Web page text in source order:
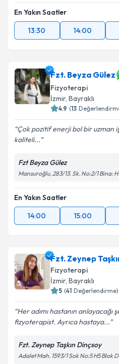
En Yakın Saatler
13:30
14:00
Fzt. Beyza Gülez
Fizyoterapi
İzmir, Bayraklı
4.9 (13
Çok pozitif enerji bol bir uzman
kaliteli...
Fzt Beyza Gülez
Mansuroğlu, 283/13. Sk. No:2/1 Bina:
En Yakın Saatler
14:00
15:00
Fzt. Zeynep
Fizyoterapi
İzmir, Bayraklı
5 (41 Değerlendirme)
Her adımı hastanın anlayacağı
fizyoterapist. Ayrıca hastaya...
Fzt. Zeynep Taşkın Dinçsoy
Adalet Mah. 1593/1 Sok No:5 H5 Blok